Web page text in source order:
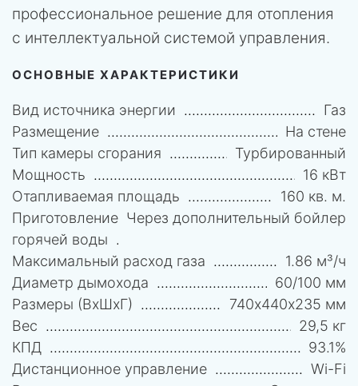
профессиональное решение для отопления
с интеллектуальной системой управления.
ОСНОВНЫЕ ХАРАКТЕРИСТИКИ
Вид источника энергии
Газ
Размещение
На стене
Тип камеры сгорания
Турбированный
Мощность
16 кВт
Отапливаемая площадь
160 кв. м.
Приготовление
горячей воды
Через дополнительный бойлер
Максимальный расход газа
1.86 м³/ч
Диаметр дымохода
60/100 мм
Размеры (ВхШхГ)
740х440х235 мм
Вес
29,5 кг
КПД
93.1%
Дистанционное управление
Wi-Fi